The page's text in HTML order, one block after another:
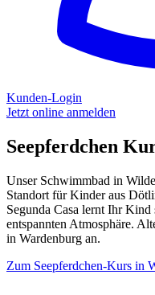
Kunden-Login
Jetzt online anmelden
Seepferdchen
Unser Schwimmbad in
Standort für Kinder aus
Segunda Casa lernt Ihr
entspannten Atmosphäre.
in Wardenburg an.
Zum Seepferdchen-Kurs in